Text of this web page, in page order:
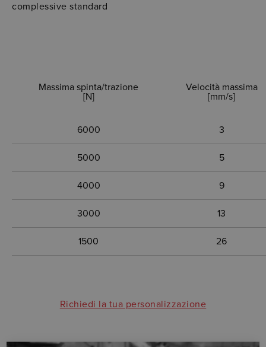
complessive standard
Massima spinta/trazione
[N]
Velocità massima
[mm/s]
6000 3
5000 5
4000 9
3000 13
1500 26
Richiedi la tua personalizzazione